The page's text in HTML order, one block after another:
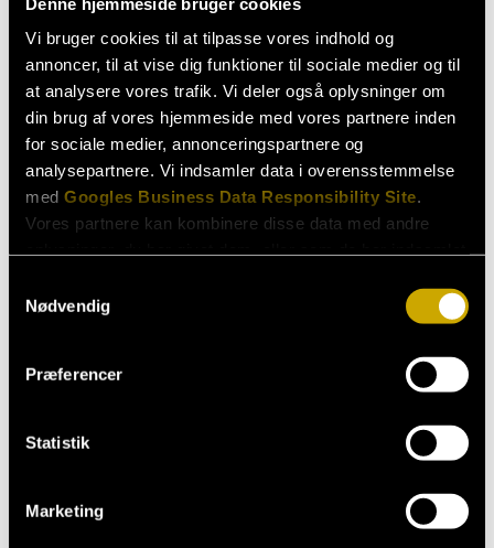
Vi bruger cookies til at tilpasse vores indhold og
annoncer, til at vise dig funktioner til sociale medier og til
at analysere vores trafik. Vi deler også oplysninger om
din brug af vores hjemmeside med vores partnere inden
for sociale medier, annonceringspartnere og
analysepartnere. Vi indsamler data i overensstemmelse
med Googles Business Data Responsibility Site.
Vores partnere kan kombinere disse data med andre
Nødvendig
Præferencer
Statistik
Marketing
Henvendelser
Booking
booking@fbi.dk
Janne Egelund Schmidt
jes@fbi.dk
Se flere af vores komikere